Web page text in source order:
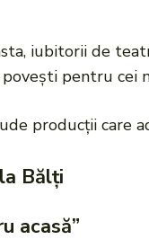
iubitorii de
povești pentru cei
producții care
Bălți
acasă”